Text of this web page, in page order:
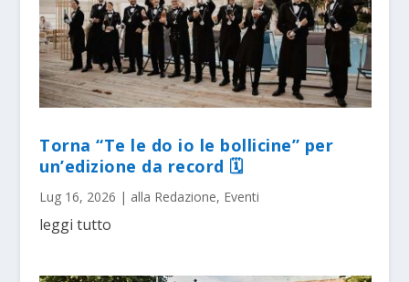
Torna “Te le do io le bollicine” per
un’edizione da record 🗓
Lug 16, 2026 | alla Redazione, Eventi
leggi tutto